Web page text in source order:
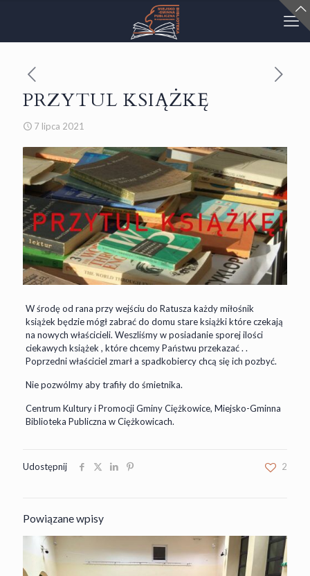
PRZYTUL KSIĄŻKĘ
7 lipca 2021
W środę od rana przy wejściu do Ratusza każdy miłośnik
książek będzie mógł zabrać do domu stare książki które czekają
na nowych właścicieli. Weszliśmy w posiadanie sporej ilości
ciekawych książek , które chcemy Państwu przekazać . .
Poprzedni właściciel zmarł a spadkobiercy chcą się ich pozbyć.
Nie pozwólmy aby trafiły do śmietnika.
Centrum Kultury i Promocji Gminy Ciężkowice, Miejsko-Gminna
Biblioteka Publiczna w Ciężkowicach.
Udostępnij 2
Powiązane wpisy